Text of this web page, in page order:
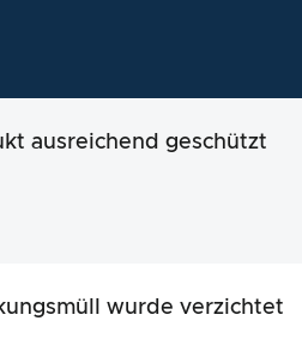
ausreichend geschützt
wurde verzichtet